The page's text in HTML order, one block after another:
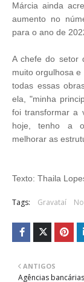
Márcia ainda
aumento no
para o ano de
A chefe do setor
muito orgulhosa e
todas essas
ela, "minha
foi transformar a
hoje, tenho a
melhorar as
Texto: Thaila
Tags: Gravataí
ANTIGOS
Agências